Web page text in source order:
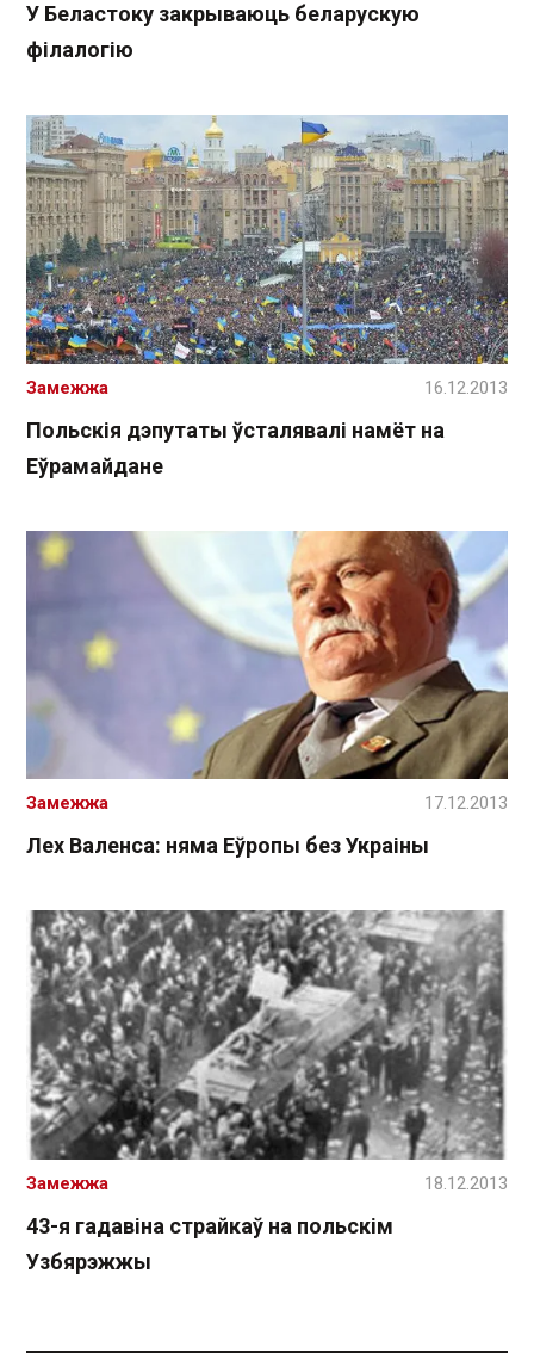
У Беластоку закрываюць беларускую
філалогію
Польскія дэпутаты ўсталявалі намёт на
Еўрамайдане
Замежжа 16.12.2013
Лех Валенса: няма Еўропы без Украіны
Замежжа 17.12.2013
43-я гадавіна страйкаў на польскім
Узбярэжжы
Замежжа 18.12.2013